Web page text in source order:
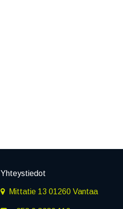
Yhteystiedot
Mittatie 13 01260 Vantaa